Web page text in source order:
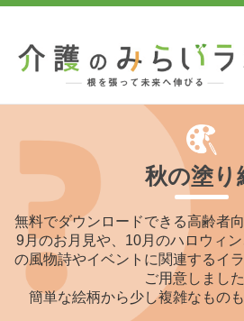
秋の塗り
無料でダウンロードできる高齢者
9月のお月見や、10月のハロウィ
の風物詩やイベントに関連するイ
ご用意しました
簡単な絵柄から少し複雑なもの